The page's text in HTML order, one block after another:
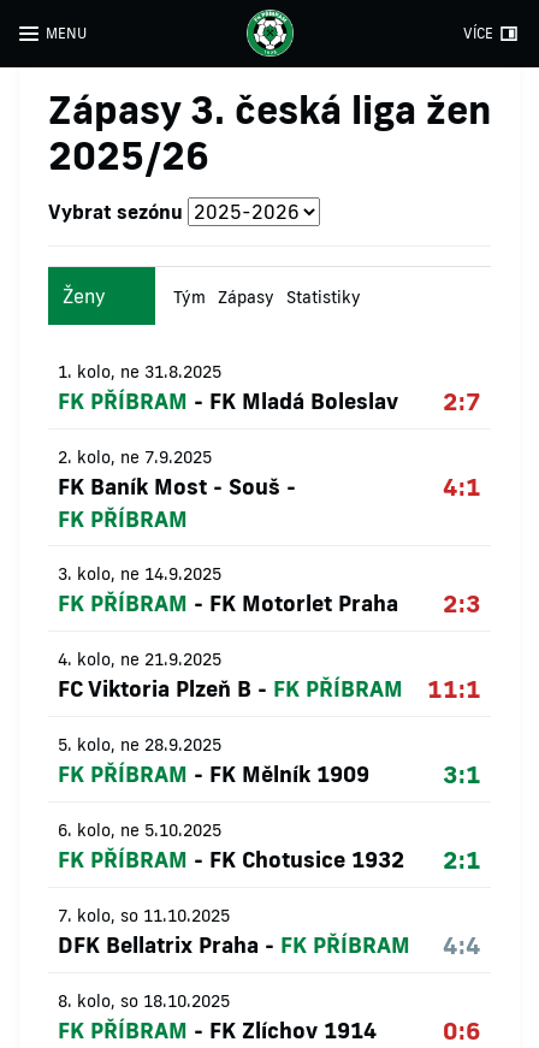
MENU VÍCE
Zápasy 3. česká liga žen
2025/26
Vybrat sezónu
Ženy Tým Zápasy Statistiky
1. kolo, ne 31.8.2025
FK PŘÍBRAM - FK Mladá Boleslav 2:7
2. kolo, ne 7.9.2025
FK Baník Most - Souš -
FK PŘÍBRAM
4:1
3. kolo, ne 14.9.2025
FK PŘÍBRAM - FK Motorlet Praha 2:3
4. kolo, ne 21.9.2025
FC Viktoria Plzeň B - FK PŘÍBRAM 11:1
5. kolo, ne 28.9.2025
FK PŘÍBRAM - FK Mělník 1909 3:1
6. kolo, ne 5.10.2025
FK PŘÍBRAM - FK Chotusice 1932 2:1
7. kolo, so 11.10.2025
DFK Bellatrix Praha - FK PŘÍBRAM 4:4
8. kolo, so 18.10.2025
FK PŘÍBRAM - FK Zlíchov 1914 0:6